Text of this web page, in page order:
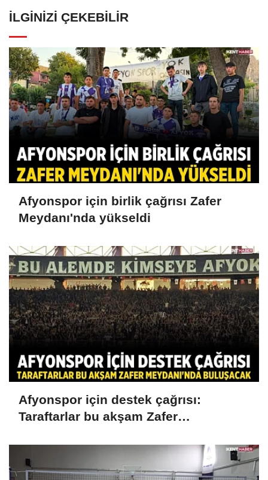
İLGINIZI ÇEKEBILIR
Afyonspor için birlik çağrısı Zafer
Meydanı'nda yükseldi
Afyonspor için destek çağrısı:
Taraftarlar bu akşam Zafer